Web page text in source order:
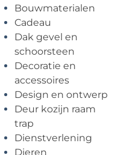
Bouwmaterialen
Cadeau
Dak gevel en
schoorsteen
Decoratie en
accessoires
Design en ontwerp
Deur kozijn raam
trap
Dienstverlening
Dieren